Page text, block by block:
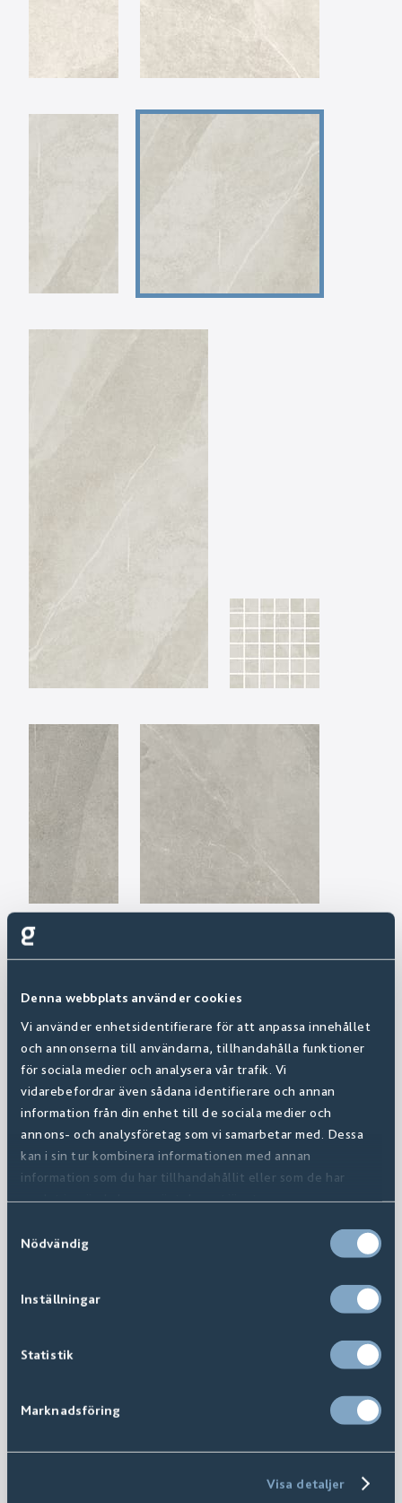
Denna webbplats använder cookies
Vi använder enhetsidentifierare för att anpassa innehållet
och annonserna till användarna, tillhandahålla funktioner
för sociala medier och analysera vår trafik. Vi
vidarebefordrar även sådana identifierare och annan
information från din enhet till de sociala medier och
annons- och analysföretag som vi samarbetar med. Dessa
kan i sin tur kombinera informationen med annan
information som du har tillhandahållit eller som de har
samlat in när du har använt deras tjänster.
Nödvändig
Inställningar
Statistik
Marknadsföring
Visa detaljer